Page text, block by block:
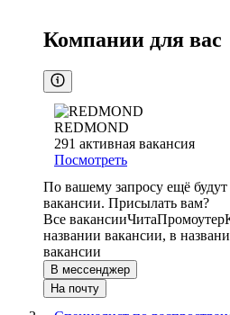
Компании для вас
REDMOND
291 активная вакансия
Посмотреть
По вашему запросу ещё будут
вакансии. Присылать вам?
Все вакансииЧитаПромоутер
названии вакансии, в
вакансии
В мессенджер
На почту